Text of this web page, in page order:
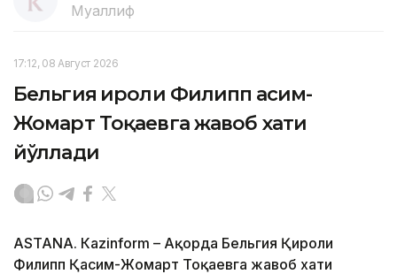
Муаллиф
17:12, 08 Август 2026
Бельгия Қироли Филипп Қасим-
Жомарт Тоқаевга жавоб хати
йўллади
ASTANА. Кazinform – Ақорда Бельгия Қироли
Филипп Қасим-Жомарт Тоқаевга жавоб хати